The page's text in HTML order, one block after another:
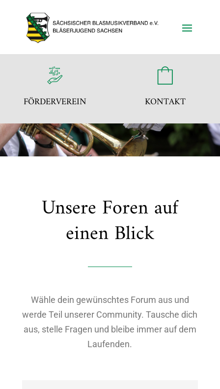
FÖRDERVEREIN KONTAKT
Unsere Foren auf
einen Blick
Wähle dein gewünschtes Forum aus und
werde Teil unserer Community. Tausche dich
aus, stelle Fragen und bleibe immer auf dem
Laufenden.